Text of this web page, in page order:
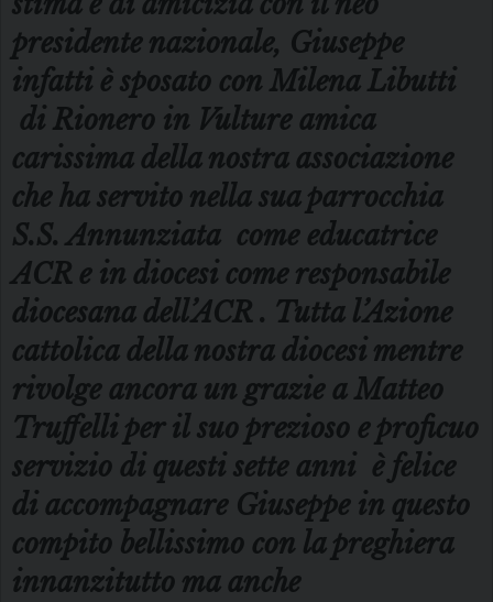
presidente nazionale, Giuseppe
infatti è sposato con Milena Libutti
di Rionero in Vulture amica
carissima della nostra associazione
che ha servito nella sua parrocchia
S.S. Annunziata come educatrice
ACR e in diocesi come responsabile
diocesana dell’ACR . Tutta l’Azione
cattolica della nostra diocesi mentre
rivolge ancora un grazie a Matteo
Truffelli per il suo prezioso e proficuo
servizio di questi sette anni è felice
di accompagnare Giuseppe in questo
compito bellissimo con la preghiera
innanzitutto ma anche